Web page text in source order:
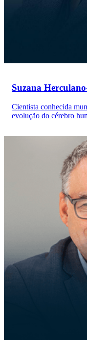
Suzana
Cientista conhecida
evolução do cérebro